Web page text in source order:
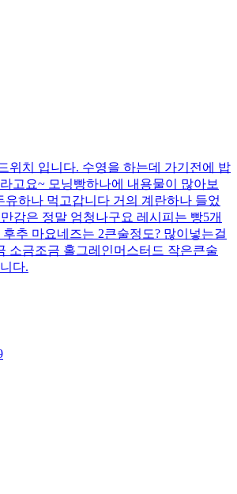
위치 입니다. 수영을 하는데 가기전에 밥
고요~ 모닝빵하나에 내용물이 많아보
유하나 먹고갑니다 거의 계란하나 들었
감은 정말 엄청나구요 레시피는 빵5개
추 마요네즈는 2큰술정도? 많이넣는걸
소금조금 홀그레인머스터드 작은큰술
다.